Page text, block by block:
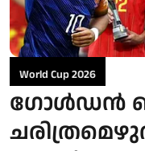
World Cup 2026
ഗോള്‍ഡന്‍